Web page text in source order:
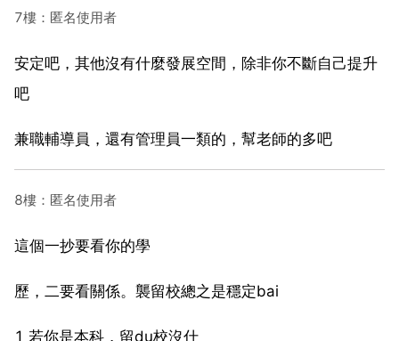
7樓：匿名使用者
安定吧，其他沒有什麼發展空間，除非你不斷自己提升
吧
兼職輔導員，還有管理員一類的，幫老師的多吧
8樓：匿名使用者
這個一抄要看你的學
歷，二要看關係。襲留校總之是穩定bai
1 若你是本科，留du校沒什